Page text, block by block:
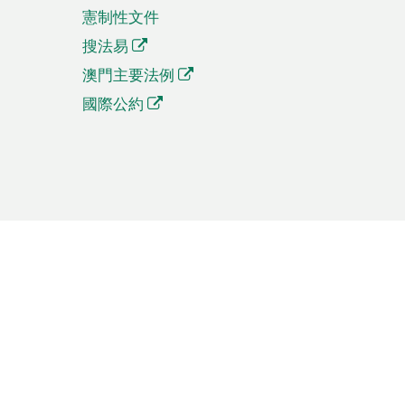
憲制性文件
搜法易
澳門主要法例
國際公約